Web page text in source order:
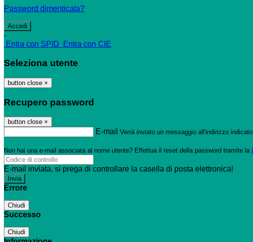
Password dimenticata?
-
Entra con SPID
Entra con CIE
Seleziona utente
button close ×
Recupero password
button close ×
E-mail Verrà inviato un messaggio all'indirizzo
Non hai una e-mail associata al nome utente? Effettua il reset della password tramite la
E-mail inviata, si prega di controllare la casella di posta elettronica!
Errore
Chiudi
Successo
Chiudi